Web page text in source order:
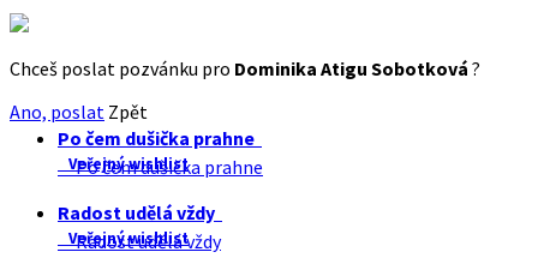
Chceš poslat pozvánku pro Dominika Atigu Sobotková ?
Ano, poslat Zpět
Po čem dušička prahne
Veřejný wishlist
Po čem dušička prahne
Radost udělá vždy
Veřejný wishlist
Radost udělá vždy